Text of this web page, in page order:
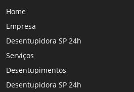
Home
Empresa
Desentupidora SP 24h
Serviços
Desentupimentos
Desentupidora SP 24h